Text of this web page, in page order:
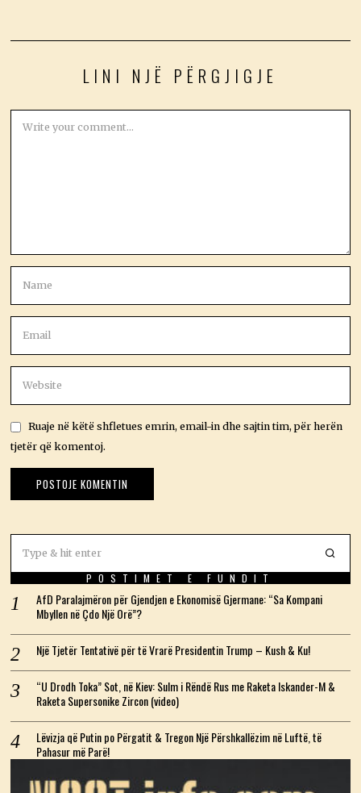
LINI NJË PËRGJIGJE
Ruaje në këtë shfletues emrin, email-in dhe sajtin tim, për herën
tjetër që komentoj.
POSTIMET E FUNDIT
AfD Paralajmëron për Gjendjen e Ekonomisë Gjermane: “Sa Kompani
Mbyllen në Çdo Një Orë”?
Një Tjetër Tentativë për të Vrarë Presidentin Trump – Kush & Ku!
“U Drodh Toka” Sot, në Kiev: Sulm i Rëndë Rus me Raketa Iskander-M &
Raketa Supersonike Zircon (video)
Lëvizja që Putin po Përgatit & Tregon Një Përshkallëzim në Luftë, të
Pahasur më Parë!